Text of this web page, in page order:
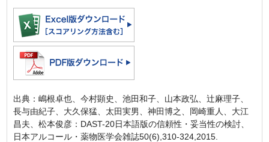
出典：嶋根卓也、今村顕史、池田和子、山本政弘、辻麻理子、
長与由紀子、大久保猛、太田実男、神田博之、岡崎重人、大江
昌夫、松本俊彦：DAST-20日本語版の信頼性・妥当性の検討、
日本アルコール・薬物医学会雑誌50(6),310-324,2015.